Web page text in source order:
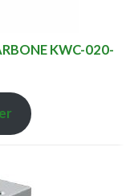
KWC-020-